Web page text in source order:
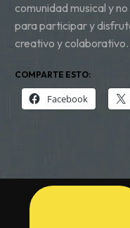
comunidad musical y
para participar y
creativo y colaborativo.
COMPARTE ESTO:
Facebook